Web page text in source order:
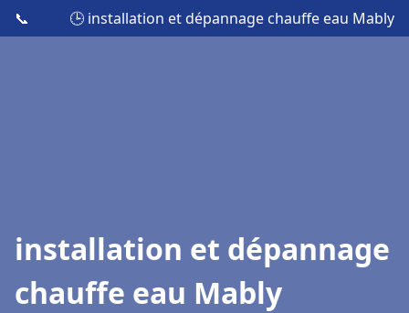
📞 🕒 installation et dépannage chauffe eau Mably
installation et dépannage
chauffe eau Mably